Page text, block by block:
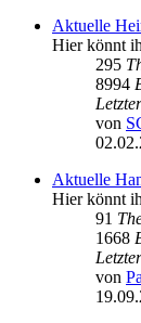
Aktuelle
Hier könnt
295
8994
von
Aktuelle
Hier könnt
91
1668
von